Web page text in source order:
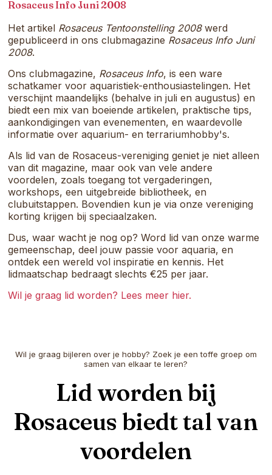
samenkomt.
Rosaceus Info Juni 2008
Het artikel Rosaceus Tentoonstelling 2008werd
gepubliceerd in ons clubmagazine Rosaceus Info Juni
2008.
Ons clubmagazine, Rosaceus Info, is een ware
schatkamer voor aquaristiek-enthousiastelingen. Het
verschijnt maandelijks (behalve in juli en augustus) en
biedt een mix van boeiende artikelen, praktische tips,
aankondigingen van evenementen, en waardevolle
informatie over aquarium- en terrariumhobby's.
Als lid van de Rosaceus-vereniging geniet je niet alleen
van dit magazine, maar ook van vele andere
voordelen, zoals toegang tot vergaderingen,
workshops, een uitgebreide bibliotheek, en
clubuitstappen. Bovendien kun je via onze vereniging
korting krijgen bij speciaalzaken.
Dus, waar wacht je nog op? Word lid van onze warme
gemeenschap, deel jouw passie voor aquaria, en
ontdek een wereld vol inspiratie en kennis. Het
lidmaatschap bedraagt slechts €25 per jaar.
Wil je graag lid worden? Lees meer hier.
Wil je graag bijleren over je hobby? Zoek je een toffe groep om
samen van elkaar te leren?
Lid worden bij
Rosaceus biedt tal van
voordelen